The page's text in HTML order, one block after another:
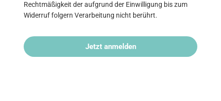
Rechtmäßigkeit der aufgrund der Einwilligung bis zum
Widerruf folgern Verarbeitung nicht berührt.
Jetzt anmelden